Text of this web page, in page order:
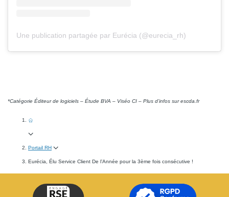
Une publication partagée par Eurécia (@eurecia_rh)
*Catégorie Éditeur de logiciels – Étude BVA – Viséo CI – Plus d’infos sur escda.fr
Portail RH
Eurécia, Élu Service Client De l’Année pour la 3ème fois consécutive !